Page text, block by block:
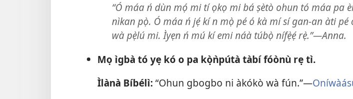
“Ó máa ń dùn mọ́ mi tí ọkọ mi bá ṣètò ohun tó máa pa
nìkan pọ̀. Ó máa ń jẹ́ kí n mọ̀ pé ó kà mí sí gan-an àti pé
wà pẹ̀lú mi. Ìyẹn ń mú kí emi náà túbọ̀ nífẹ̀ẹ́ rẹ̀.”—Anna.
Mọ ìgbà tó yẹ kó o pa kọ̀ǹpútà tàbí fóònù rẹ tì.
Ìlànà Bíbélì:“Ohun gbogbo ni àkókò wà fún.”—